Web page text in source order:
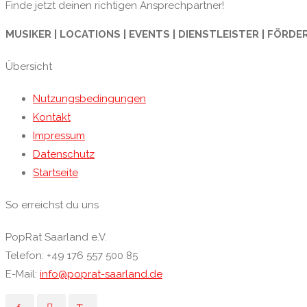
Finde jetzt deinen richtigen Ansprechpartner!
MUSIKER | LOCATIONS | EVENTS | DIENSTLEISTER |
Übersicht
Nutzungsbedingungen
Kontakt
Impressum
Datenschutz
Startseite
So erreichst du uns
PopRat Saarland e.V.
Telefon: +49 176 557 500 85
E-Mail: info@poprat-saarland.de